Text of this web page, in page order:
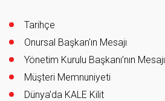
Tarihçe
Onursal Başkan'ın Mesajı
Yönetim Kurulu Başkanı’nın Mesajı
Müşteri Memnuniyeti
Dünya’da KALE Kilit